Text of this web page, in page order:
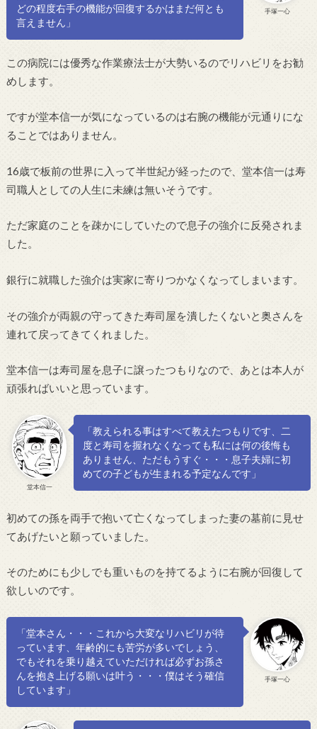
手塚一心
どの程度右手の機能が回復するかはまだ何とも
言えません」
この病院には優秀な作業療法士が大勢いるのでリハビリをお勧
めします。
ですが堂本信一が気になっているのは右腕の機能が元通りにな
ることではありません。
16歳で板前の世界に入って半世紀が経ったので、堂本信一は寿
司職人としての人生に未練は無いそうです。
ただ家庭のことを疎かにしていたので息子の強介に反発されま
した。
銀行に就職した強介は実家に寄りつかなくなってしまいます。
その強介が両親の守ってきた寿司屋を潰したくないと奥さんを
連れて戻ってきてくれました。
堂本信一は寿司屋を息子に譲ったつもりなので、あとは本人が
頑張ればいいと思っています。
堂本信一
「教えられる事はすべて教えたつもりです、二
度と寿司を握れなくなっても私には何の後悔も
ありません、ただもうすぐ・・・息子夫婦に初
めての子どもが生まれる予定なんです」
初めての孫を両手で抱いて亡くなってしまった妻の墓前に見せ
てあげたいと願っていました。
そのためにも少しでも重いものを持てるように右腕が回復して
欲しいのです。
手塚一心
「堂本さん・・・これから大変なリハビリが待
っています、年齢的にも苦労が多いでしょう、
でもそれを乗り越えていただければ必ずお孫さ
んを抱き上げる願いは叶う・・・僕はそう確信
しています」